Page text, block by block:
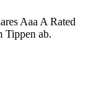
Aaa A Rated
Tippen ab.